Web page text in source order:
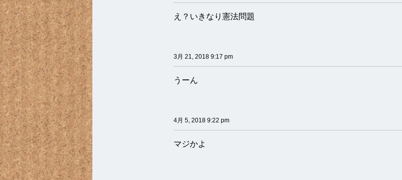
え？いきなり憲法問題
3月 21, 2018 9:17 pm
うーん
4月 5, 2018 9:22 pm
マジかよ